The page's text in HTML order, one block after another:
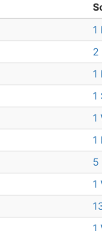
1
2
1
1
1
1
5
1
1